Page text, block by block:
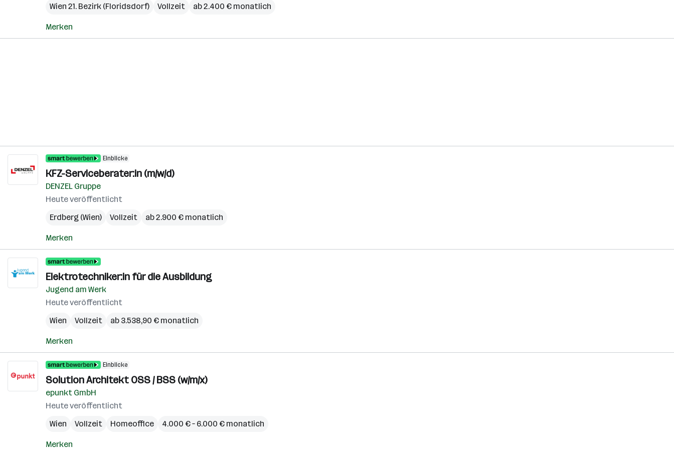
Wien 21. Bezirk (Floridsdorf)
Vollzeit ab 2.400 € monatlich
Merken
Einblicke
KFZ-Serviceberater:in (m/w/d)
DENZEL Gruppe
Heute veröffentlicht
Erdberg (Wien)
Vollzeit ab 2.900 € monatlich
Merken
Elektrotechniker:in für die Ausbildung
Jugend am Werk
Heute veröffentlicht
Wien
Vollzeit ab 3.538,90 € monatlich
Merken
Einblicke
Solution Architekt OSS / BSS (w/m/x)
epunkt GmbH
Heute veröffentlicht
Wien
Vollzeit Homeoffice 4.000 € – 6.000 € monatlich
Merken